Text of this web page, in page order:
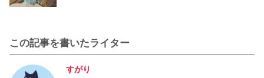
この記事を書いたライター
すがり